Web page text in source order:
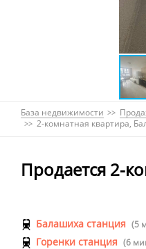
База недвижимости
2-комнатная квартира,
Продается 2-
Балашиха станция (5
Горенки станция (6